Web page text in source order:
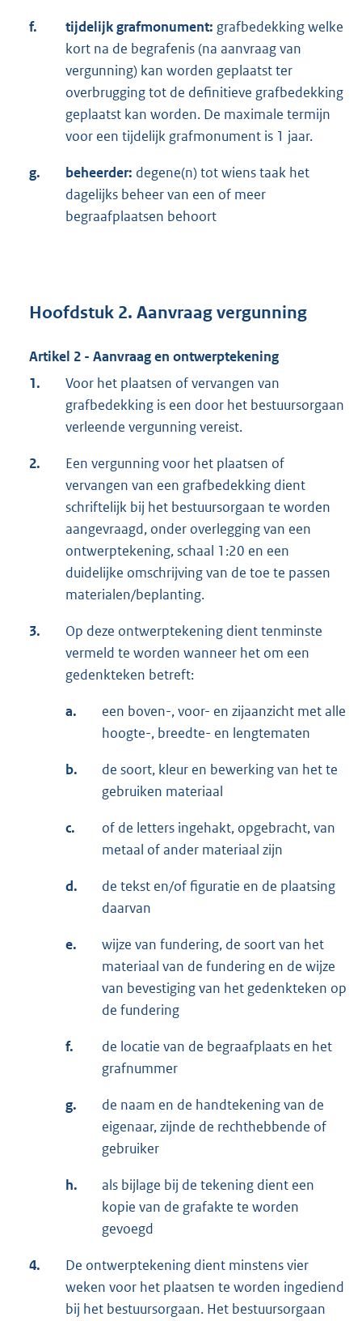
f. tijdelijk grafmonument: grafbedekking welke
kort na de begrafenis (na aanvraag van
vergunning) kan worden geplaatst ter
overbrugging tot de definitieve grafbedekking
geplaatst kan worden. De maximale termijn
voor een tijdelijk grafmonument is 1 jaar.
g. beheerder: degene(n) tot wiens taak het
dagelijks beheer van een of meer
begraafplaatsen behoort
Hoofdstuk 2. Aanvraag vergunning
Artikel 2 - Aanvraag en ontwerptekening
1.
Voor het plaatsen of vervangen van
grafbedekking is een door het bestuursorgaan
verleende vergunning vereist.
2.
Een vergunning voor het plaatsen of
vervangen van een grafbedekking dient
schriftelijk bij het bestuursorgaan te worden
aangevraagd, onder overlegging van een
ontwerptekening, schaal 1:20 en een
duidelijke omschrijving van de toe te passen
materialen/beplanting.
3.
Op deze ontwerptekening dient tenminste
vermeld te worden wanneer het om een
gedenkteken betreft:
a.
een boven-, voor- en zijaanzicht met alle
hoogte-, breedte- en lengtematen
b.
de soort, kleur en bewerking van het te
gebruiken materiaal
c.
of de letters ingehakt, opgebracht, van
metaal of ander materiaal zijn
d.
de tekst en/of figuratie en de plaatsing
daarvan
e.
wijze van fundering, de soort van het
materiaal van de fundering en de wijze
van bevestiging van het gedenkteken op
de fundering
f.
de locatie van de begraafplaats en het
grafnummer
g.
de naam en de handtekening van de
eigenaar, zijnde de rechthebbende of
gebruiker
h.
als bijlage bij de tekening dient een
kopie van de grafakte te worden
gevoegd
4.
De ontwerptekening dient minstens vier
weken voor het plaatsen te worden ingediend
bij het bestuursorgaan. Het bestuursorgaan